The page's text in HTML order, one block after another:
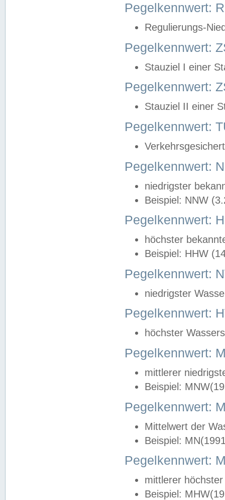
Pegelkennwert:
Regulierungs-
Pegelkennwert:
Stauziel I einer
Pegelkennwert:
Stauziel II einer
Pegelkennwert:
Pegelkennwert:
niedrigster
Beispiel: NNW
Pegelkennwert:
höchster
Beispiel: HHW
Pegelkennwert:
niedrigster
Pegelkennwert:
höchster
Pegelkennwert:
mittlerer
Beispiel:
Pegelkennwert:
Mittelwert der
Beispiel:
Pegelkennwert:
mittlerer
Beispiel: